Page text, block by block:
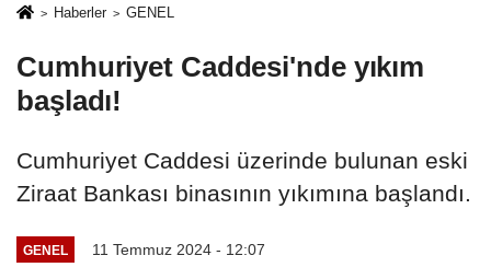
Haberler GENEL
Cumhuriyet Caddesi'nde yıkım
başladı!
Cumhuriyet Caddesi üzerinde bulunan eski
Ziraat Bankası binasının yıkımına başlandı.
GENEL 11 Temmuz 2024 - 12:07